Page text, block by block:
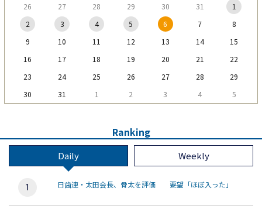
26 27 28 29 30 31
1
2
3 4 5 6 7
8
9
10 11 12 13 14
15
16
17 18 19 20 21
22
23
24 25 26 27 28
29
30
31 1 2 3 4 5
Ranking
Daily Weekly
日歯連・太田会長、骨太を評価 要望「ほぼ入った」